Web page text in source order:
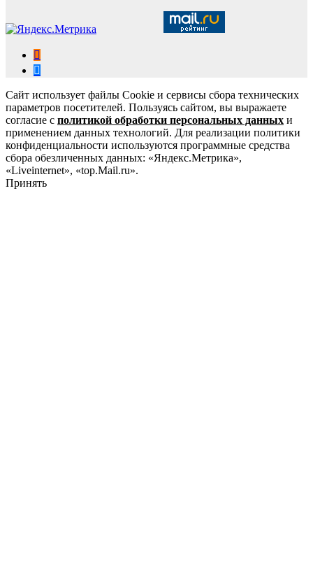
Сайт использует файлы Cookie и сервисы сбора технических
параметров посетителей. Пользуясь сайтом, вы выражаете
согласие с политикой обработки персональных данных и
применением данных технологий. Для реализации политики
конфиденциальности используются программные средства
сбора обезличенных данных: «Яндекс.Метрика»,
«Liveinternet», «top.Mail.ru».
Принять